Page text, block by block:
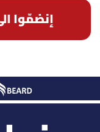
إنضمّوا